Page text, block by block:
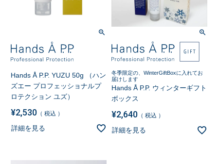
Hands Å P.P. YUZU 50g （ハン
ズエー プロフェッショナルプ
ロテクション ユズ）
¥2,530 税込
詳細を見る
冬季限定の、WinterGiftBoxに入れてお
届けします
Hands Å P.P. ウィンターギフト
ボックス
¥2,640 税込
詳細を見る